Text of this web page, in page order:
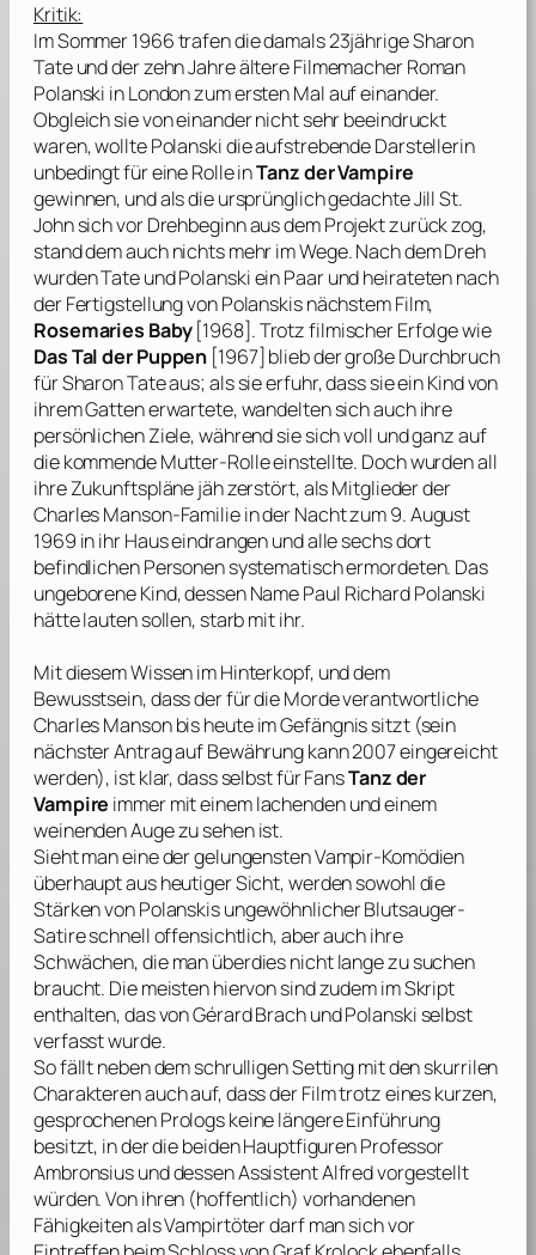
Kritik:
Im Sommer 1966 trafen die damals 23jährigeSharon
Tateund der zehn Jahre ältere FilmemacherRoman
Polanski in London zum ersten Mal auf einander.
Obgleich sie von einander nicht sehr beeindruckt
waren, wolltePolanskidie aufstrebende Darstellerin
unbedingt für eine Rolle inTanz der Vampire
gewinnen, und als die ursprünglich gedachteJill St.
Johnsich vor Drehbeginn aus dem Projekt zurück zog,
stand dem auch nichts mehr im Wege. Nach dem Dreh
wurdenTateundPolanskiein Paar und heirateten nach
der Fertigstellung vonPolanskisnächstem Film,
Rosemaries Baby[1968]. Trotz filmischer Erfolge wie
Das Tal der Puppen [1967] blieb der große Durchbruch
fürSharon Tateaus; als sie erfuhr, dass sie ein Kind von
ihrem Gatten erwartete, wandelten sich auch ihre
persönlichen Ziele, während sie sich voll und ganz auf
die kommende Mutter-Rolle einstellte. Doch wurden all
ihre Zukunftspläne jäh zerstört, als Mitglieder der
Charles Manson-Familie in der Nacht zum 9. August
1969 in ihr Haus eindrangen und alle sechs dort
befindlichen Personen systematisch ermordeten. Das
ungeborene Kind, dessen NamePaul Richard Polanski
hätte lauten sollen, starb mit ihr.
Mit diesem Wissen im Hinterkopf, und dem
Bewusstsein, dass der für die Morde verantwortliche
Charles Mansonbis heute im Gefängnis sitzt (sein
nächster Antrag auf Bewährung kann 2007 eingereicht
werden), ist klar, dass selbst für FansTanz der
Vampire immer mit einem lachenden und einem
weinenden Auge zu sehen ist.
Sieht man eine der gelungensten Vampir-Komödien
überhaupt aus heutiger Sicht, werden sowohl die
Stärken vonPolanskisungewöhnlicher Blutsauger-
Satire schnell offensichtlich, aber auch ihre
Schwächen, die man überdies nicht lange zu suchen
braucht. Die meisten hiervon sind zudem im Skript
enthalten, das vonGérard BrachundPolanski selbst
verfasst wurde.
So fällt neben dem schrulligen Setting mit den skurrilen
Charakteren auch auf, dass der Film trotz eines kurzen,
gesprochenen Prologs keine längere Einführung
besitzt, in der die beiden Hauptfiguren Professor
Ambronsius und dessen Assistent Alfred vorgestellt
würden. Von ihren (hoffentlich) vorhandenen
Fähigkeiten als Vampirtöter darf man sich vor